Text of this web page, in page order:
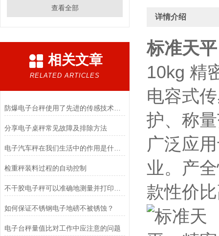
查看全部
相关文章
RELATED ARTICLES
防爆电子台秤使用了先进的传感技术和数据处理算法
​分享电子桌秤常见故障及排除方法
电子汽车秤在我们生活中的作用是什么？
检重秤装料过程的自动控制
如何保证不锈钢电子地磅不被锈蚀？
电子台秤量值比对工作中应注意的问题
详情介绍
标准天
10kg 精
电容式
护、称
广泛应
业。产
款性价